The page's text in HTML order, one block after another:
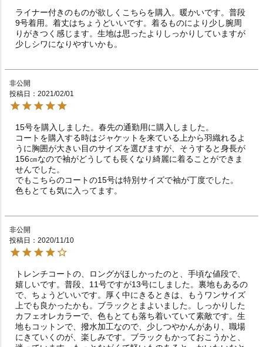
ライナー付きのものが欲しくこちらを購入。暖かいです。普段
9号着用。着丈はちょうどいいです。着るものにより少し腕周
りがきつく感じます。生地は思ったよりしっかりしていますが
少しシワになりやすいかも。
非公開
投稿日
2021/02/01
15号を購入しました。春先の通勤用に購入しました。
コートを購入する時はジャケットを来ている上から羽織れるよ
うに胸囲が大きい目のサイズを選びますが、そうすると身長が
156㎝なので袖がどうしても長くなり綺麗に着ることができま
せんでした。
でもこちらのコートの15号は特別サイズで袖が丁度でした。
色もとても気に入ってます。
非公開
投稿日
2020/11/10
トレンチコートの、ロングがほしかったのと、手頃な値段で、
嬉しいです。普段、11号ですが13号にしました。裏地もあるの
で、ちょうどいいです。厚く中にきるときは、もうワンサイズ
上でも良かったかも。ブラックとまよいました。しっかりした
カフェオレカラーで、色もとても落ち着いていて素敵です。生
地もコットンで、撥水加工なので、少しつやかんがあり、職場
にきていくのが、楽しみです。ブラックもかっておこうかと、